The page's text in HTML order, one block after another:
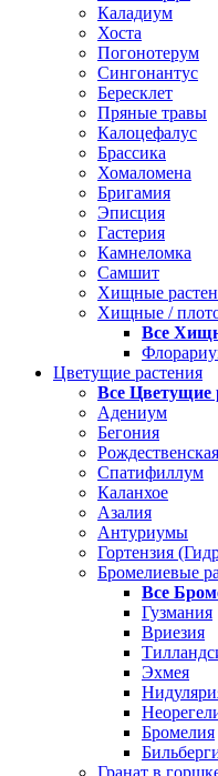
Каладиум
Хоста
Погонотерум
Сингонантус
Бересклет
Пряные травы
Калоцефалус
Брассика
Хомаломена
Бригамия
Эписция
Гастерия
Камнеломка
Самшит
Хищные
Хищные /
Все
Цветущие растения
Все Цветущие
Адениум
Бегония
Спатифиллум
Каланхое
Азалия
Антуриумы
Гортензия
Бромелиевые
Все
Гузмания
Вриезия
Эхмея
Бромелия